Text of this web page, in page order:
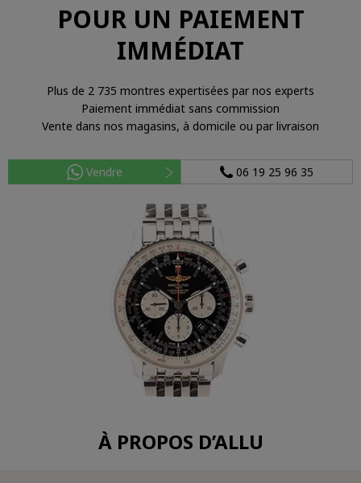
POUR UN PAIEMENT
IMMÉDIAT
Plus de 2 735 montres expertisées par nos experts
Paiement immédiat sans commission
Vente dans nos magasins, à domicile ou par livraison
Vendre 06 19 25 96 35
À PROPOS D’ALLU